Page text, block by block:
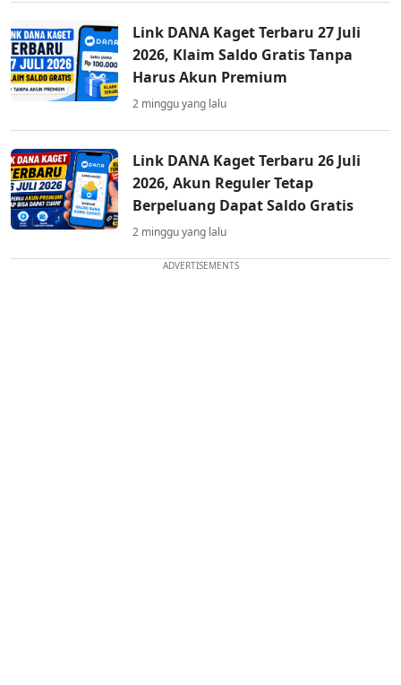
Link DANA Kaget Terbaru 27 Juli
2026, Klaim Saldo Gratis Tanpa
Harus Akun Premium
2 minggu yang lalu
Link DANA Kaget Terbaru 26 Juli
2026, Akun Reguler Tetap
Berpeluang Dapat Saldo Gratis
2 minggu yang lalu
ADVERTISEMENTS